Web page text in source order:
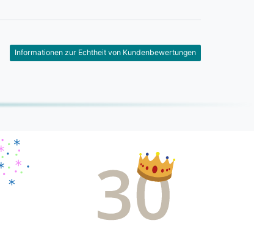
Informationen zur Echtheit von Kundenbewertungen